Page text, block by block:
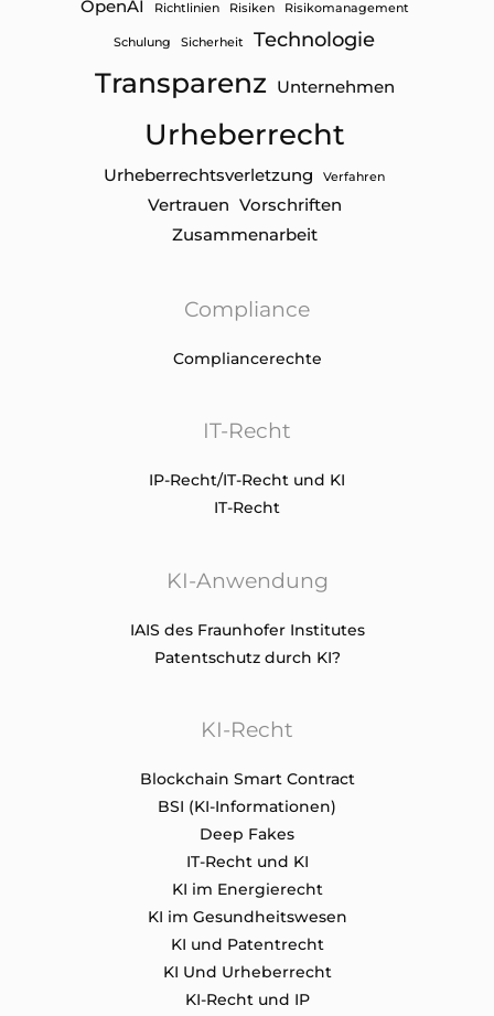
OpenAI Richtlinien Risiken Risikomanagement
Schulung Sicherheit Technologie
Transparenz Unternehmen
Urheberrecht
Urheberrechtsverletzung Verfahren
Vertrauen Vorschriften
Zusammenarbeit
Compliance
Compliancerechte
IT-Recht
IP-Recht/IT-Recht und KI
IT-Recht
KI-Anwendung
IAIS des Fraunhofer Institutes
Patentschutz durch KI?
KI-Recht
Blockchain Smart Contract
BSI (KI-Informationen)
Deep Fakes
IT-Recht und KI
KI im Energierecht
KI im Gesundheitswesen
KI und Patentrecht
KI Und Urheberrecht
KI-Recht und IP